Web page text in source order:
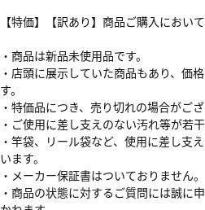
【特価】【訳あり】商品ご購入におい
・商品は新品未使用品です。
・店頭に展示していた商品もあり、価
す。
・特価品につき、売り切れの場合がござ
・ご使用に差し支えのない汚れ等が若
・竿袋、リール袋など、使用に差し支
います。
・メーカー保証書はついておりません。
・商品の状態に対するご質問には誠に